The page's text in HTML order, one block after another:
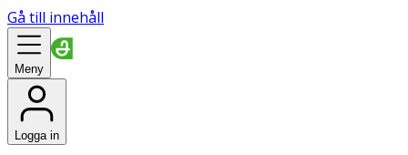
Gå till innehåll
Meny
Logga in